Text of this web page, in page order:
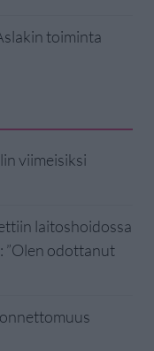
toiminta
viimeisiksi
laitoshoidossa
”Olen odottanut